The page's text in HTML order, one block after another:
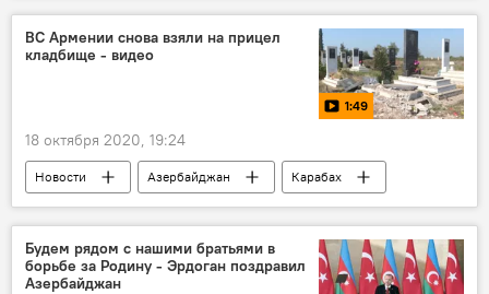
Карабах
Азербайджан Новости
ВС Армении снова взяли на прицел
кладбище - видео
1:49
18 октября 2020, 19:24
Новости Азербайджан
Карабах
Видео
МУЛЬТИМЕДИА
Будем рядом с нашими братьями в
борьбе за Родину - Эрдоган поздравил
Азербайджан